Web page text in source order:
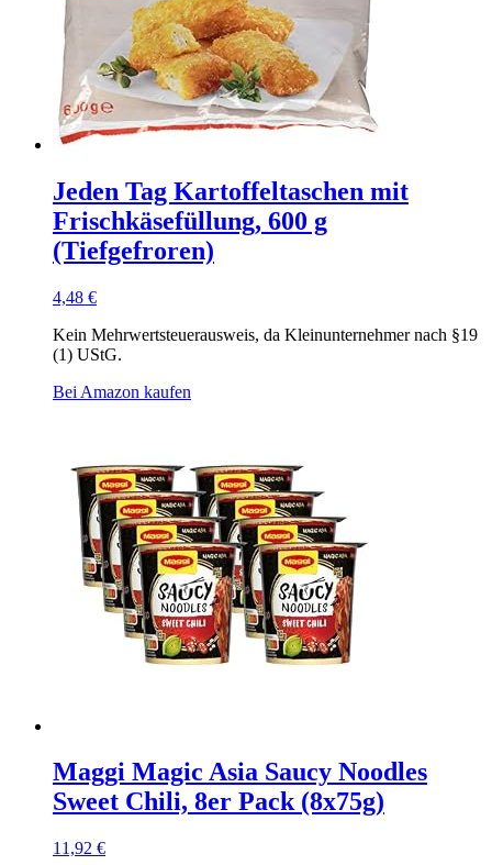
Jeden Tag Kartoffeltaschen mit
Frischkäsefüllung, 600 g
(Tiefgefroren)
4,48 €
Kein Mehrwertsteuerausweis, da Kleinunternehmer nach §19
(1) UStG.
Bei Amazon kaufen
Maggi Magic Asia Saucy Noodles
Sweet Chili, 8er Pack (8x75g)
11,92 €